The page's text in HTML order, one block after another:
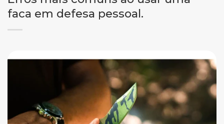
faca em defesa pessoal.